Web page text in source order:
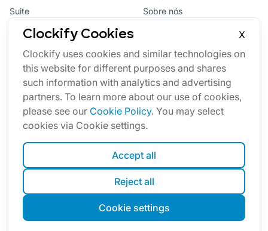
Clockify Cookies
X
Clockify uses cookies and similar technologies on
this website for different purposes and shares
such information with analytics and advertising
partners. To learn more about our use of cookies,
please see our Cookie Policy. You may select
cookies via Cookie settings.
Accept all
Reject all
Cookie settings
Suite
Pacote
Updates
Marketplace
Sobre nós
Marca
© Clockify
CookiesTermosPrivacidadeSegurançaMapa do site
Português